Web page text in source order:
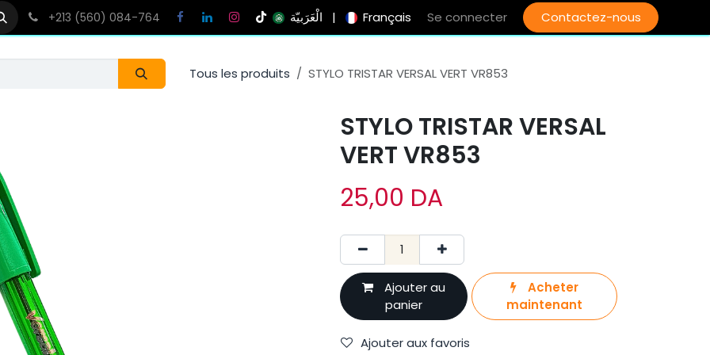
+213 (560) 084-764 الْعَرَبيّة | Français Se connecter Contactez-nous
Tous les produits STYLO TRISTAR VERSAL VERT VR853
STYLO TRISTAR VERSAL
VERT VR853
25,00 DA
Ajouter au
panier
Acheter
maintenant
Ajouter aux favoris